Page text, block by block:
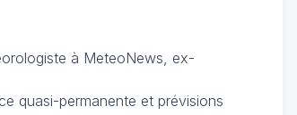
à MeteoNews, ex-
quasi-permanente et prévisions